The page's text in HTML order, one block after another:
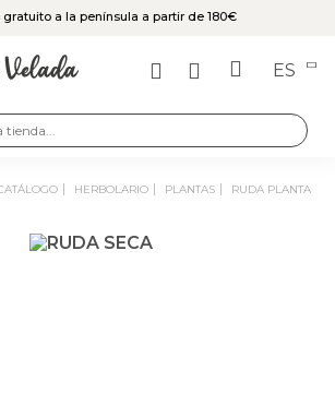
gratuito a la península a partir de 180€
ES
CATÁLOGO HERBOLARIO PLANTAS RUDA PLANTA